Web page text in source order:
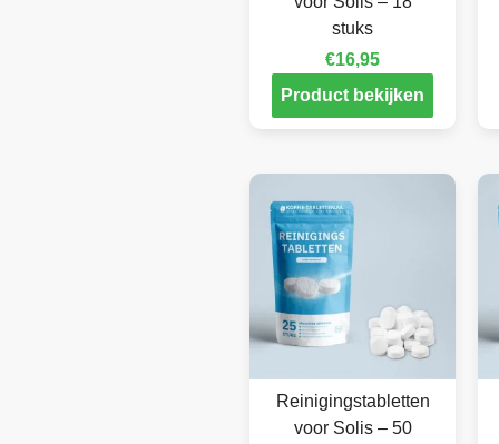
stuks
€16,95
Product bekijken
Reinigingstabletten
voor Solis – 50